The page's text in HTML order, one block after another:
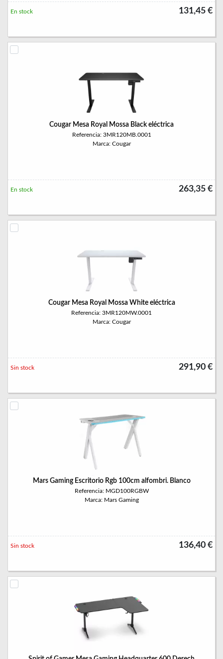
131,45 €
En stock
Cougar Mesa Royal Mossa Black eléctrica
Referencia: 3MR120MB.0001
Marca: Cougar
263,35 €
En stock
Cougar Mesa Royal Mossa White eléctrica
Referencia: 3MR120MW.0001
Marca: Cougar
291,90 €
Sin stock
Mars Gaming Escritorio Rgb 100cm alfombri. Blanco
Referencia: MGD100RGBW
Marca: Mars Gaming
136,40 €
Sin stock